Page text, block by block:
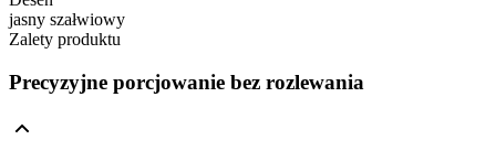
jasny szałwiowy
Zalety produktu
Precyzyjne porcjowanie bez rozlewania